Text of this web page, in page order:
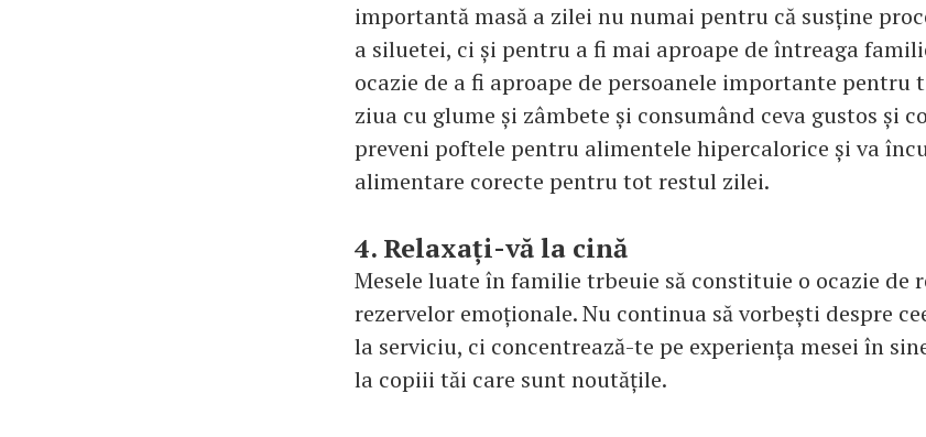
importantă masă a zilei nu numai pentru că susține
a siluetei, ci și pentru a fi mai aproape de întreaga
ocazie de a fi aproape de persoanele importante pentru
ziua cu glume și zâmbete și consumând ceva gustos și
preveni poftele pentru alimentele hipercalorice și va
alimentare corecte pentru tot restul zilei.
4. Relaxați-vă la cină
Mesele luate în familie trbeuie să constituie o ocazie de
rezervelor emoționale. Nu continua să vorbești despre
la serviciu, ci concentrează-te pe experiența mesei în
la copiii tăi care sunt noutățile.